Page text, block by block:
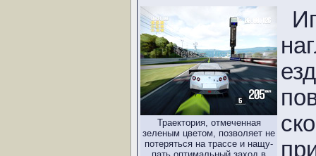
Траектория, отмеченная
зеленым цветом, позволяет не
потеряться на трассе и нащу-